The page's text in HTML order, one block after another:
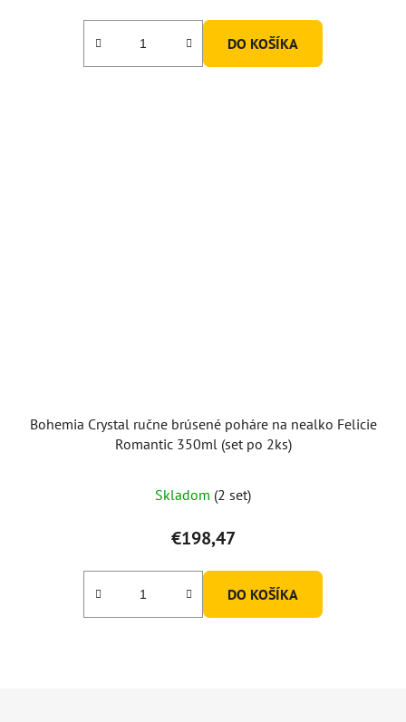
DO KOŠÍKA
Bohemia Crystal ručne brúsené poháre na nealko Felicie
Romantic 350ml (set po 2ks)
Skladom (2 set)
€198,47
DO KOŠÍKA